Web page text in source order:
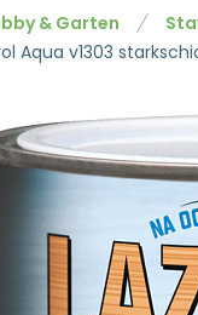
& Garten
Aqua v1303